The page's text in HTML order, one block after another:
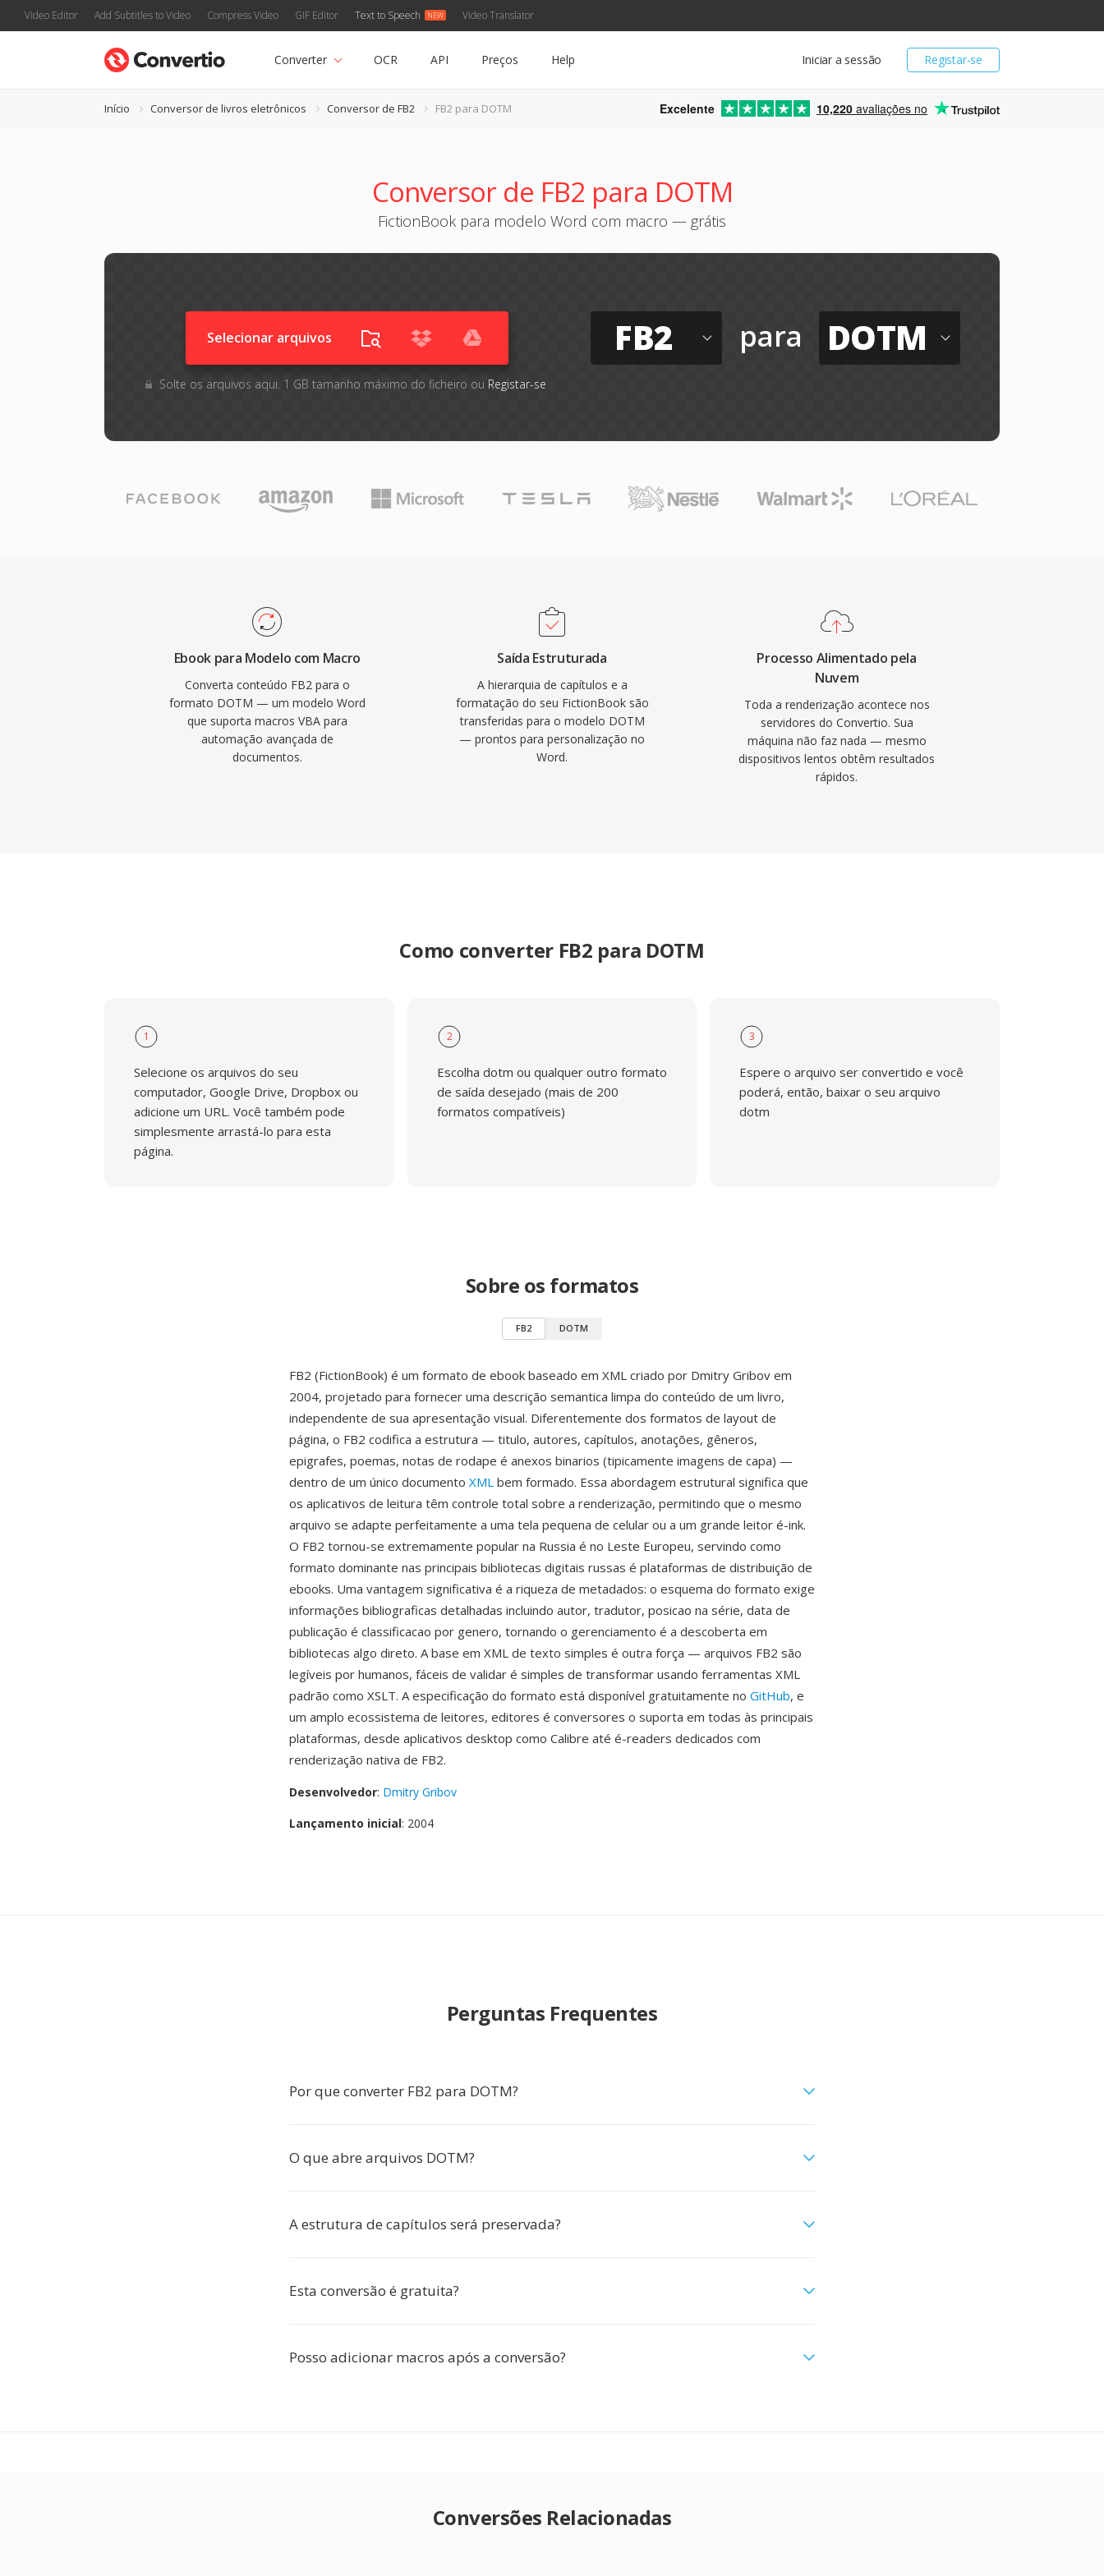
Video Editor Add Subtitles to Video Compress Video GIF Editor Text to Speech Video Translator
Registar-se
Iniciar a sessão
Converter OCR API Preços Help
Início Conversor de livros eletrônicos Conversor de FB2 FB2 para DOTM Excelente 10,220 avaliações no
Conversor de FB2 para DOTM
FictionBook para modelo Word com macro — grátis
Selecionar arquivos
Solte os arquivos aqui. 1 GB tamanho máximo do ficheiro ou Registar-se
FB2 para DOTM
Ebook para Modelo com Macro
Converta conteúdo FB2 para o
formato DOTM — um modelo Word
que suporta macros VBA para
automação avançada de
documentos.
Saída Estruturada
A hierarquia de capítulos e a
formatação do seu FictionBook são
transferidas para o modelo DOTM
— prontos para personalização no
Word.
Processo Alimentado pela
Nuvem
Toda a renderização acontece nos
servidores do Convertio. Sua
máquina não faz nada — mesmo
dispositivos lentos obtêm resultados
rápidos.
Como converter FB2 para DOTM
1
Selecione os arquivos do seu
computador, Google Drive, Dropbox ou
adicione um URL. Você também pode
simplesmente arrastá-lo para esta
página.
2
Escolha dotm ou qualquer outro formato
de saída desejado (mais de 200
formatos compatíveis)
3
Espere o arquivo ser convertido e você
poderá, então, baixar o seu arquivo
dotm
Sobre os formatos
FB2 DOTM
FB2 (FictionBook) é um formato de ebook baseado em XML criado por Dmitry Gribov em
2004, projetado para fornecer uma descrição semantica limpa do conteúdo de um livro,
independente de sua apresentação visual. Diferentemente dos formatos de layout de
página, o FB2 codifica a estrutura — titulo, autores, capítulos, anotações, gêneros,
epigrafes, poemas, notas de rodape é anexos binarios (tipicamente imagens de capa) —
dentro de um único documento XML bem formado. Essa abordagem estrutural significa que
os aplicativos de leitura têm controle total sobre a renderização, permitindo que o mesmo
arquivo se adapte perfeitamente a uma tela pequena de celular ou a um grande leitor é-ink.
O FB2 tornou-se extremamente popular na Russia é no Leste Europeu, servindo como
formato dominante nas principais bibliotecas digitais russas é plataformas de distribuição de
ebooks. Uma vantagem significativa é a riqueza de metadados: o esquema do formato exige
informações bibliograficas detalhadas incluindo autor, tradutor, posicao na série, data de
publicação é classificacao por genero, tornando o gerenciamento é a descoberta em
bibliotecas algo direto. A base em XML de texto simples é outra força — arquivos FB2 são
legíveis por humanos, fáceis de validar é simples de transformar usando ferramentas XML
padrão como XSLT. A especificação do formato está disponível gratuitamente no GitHub, e
um amplo ecossistema de leitores, editores é conversores o suporta em todas às principais
plataformas, desde aplicativos desktop como Calibre até é-readers dedicados com
renderização nativa de FB2.
Desenvolvedor: Dmitry Gribov
Lançamento inicial: 2004
Perguntas Frequentes
Por que converter FB2 para DOTM?
O que abre arquivos DOTM?
A estrutura de capítulos será preservada?
Esta conversão é gratuita?
Posso adicionar macros após a conversão?
Conversões Relacionadas